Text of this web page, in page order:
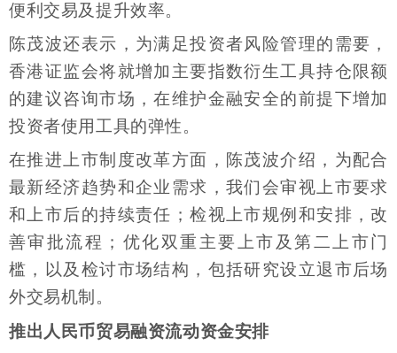
便利交易及提升效率。
陈茂波还表示，为满足投资者风险管理的需要，
香港证监会将就增加主要指数衍生工具持仓限额
的建议咨询市场，在维护金融安全的前提下增加
投资者使用工具的弹性。
在推进上市制度改革方面，陈茂波介绍，为配合
最新经济趋势和企业需求，我们会审视上市要求
和上市后的持续责任；检视上市规例和安排，改
善审批流程；优化双重主要上市及第二上市门
槛，以及检讨市场结构，包括研究设立退市后场
外交易机制。
推出人民币贸易融资流动资金安排